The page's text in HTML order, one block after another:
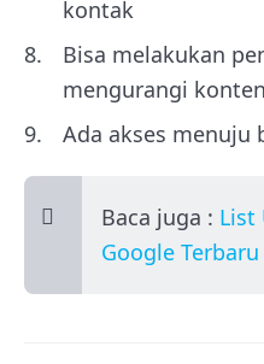
kontak
Bisa melakukan
mengurangi
Ada akses menuju
Baca juga : List
Google Terbaru